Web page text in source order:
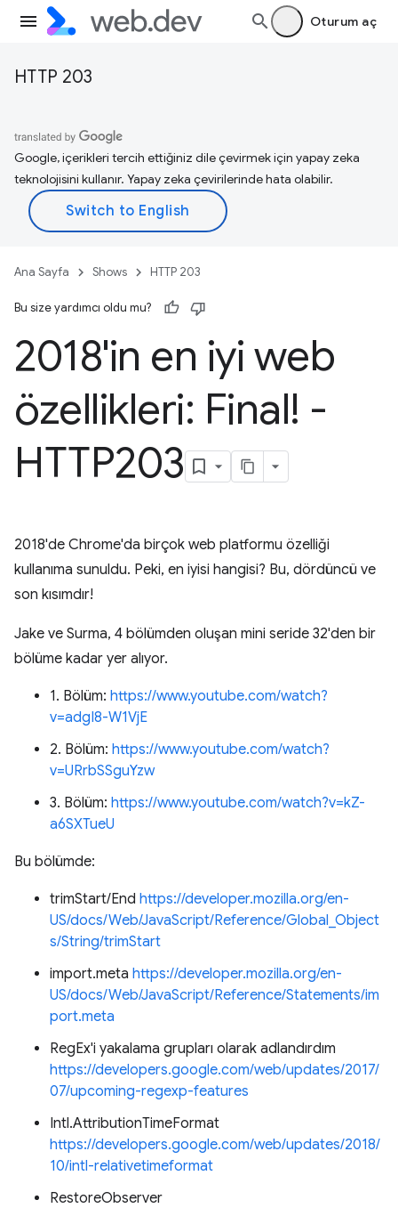
Oturum aç
HTTP 203
Google, içerikleri tercih ettiğiniz dile çevirmek için yapay zeka
teknolojisini kullanır. Yapay zeka çevirilerinde hata olabilir.
Ana Sayfa Shows HTTP 203
Bu size yardımcı oldu mu?
2018'in en iyi web
özellikleri: Final! -
HTTP203
2018'de Chrome'da birçok web platformu özelliği
kullanıma sunuldu. Peki, en iyisi hangisi? Bu, dördüncü ve
son kısımdır!
Jake ve Surma, 4 bölümden oluşan mini seride 32'den bir
bölüme kadar yer alıyor.
1. Bölüm: https://www.youtube.com/watch?
v=adgI8-W1VjE
2. Bölüm: https://www.youtube.com/watch?
v=URrbSSguYzw
3. Bölüm: https://www.youtube.com/watch?v=kZ-
a6SXTueU
Bu bölümde:
trimStart/End https://developer.mozilla.org/en-
US/docs/Web/JavaScript/Reference/Global_Object
s/String/trimStart
import.meta https://developer.mozilla.org/en-
US/docs/Web/JavaScript/Reference/Statements/im
port.meta
RegEx'i yakalama grupları olarak adlandırdım
https://developers.google.com/web/updates/2017/
07/upcoming-regexp-features
Intl.AttributionTimeFormat
https://developers.google.com/web/updates/2018/
10/intl-relativetimeformat
RestoreObserver